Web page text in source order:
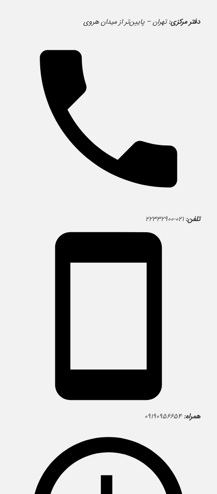
دفتر مرکزی:تهران – پایین‌تر از میدان هروی
تلفن: ۰۲۱-۲۲۳۳۲۹۰۰
همراه: ۰۹۱۹۰۹۵۶۶۵۴